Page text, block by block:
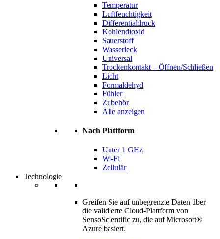
Temperatur
Luftfeuchtigkeit
Differentialdruck
Kohlendioxid
Sauerstoff
Wasserleck
Universal
Trockenkontakt – Öffnen/Schließen
Licht
Formaldehyd
Fühler
Zubehör
Alle anzeigen
Nach Plattform
Unter 1 GHz
Wi-Fi
Zellulär
Technologie
Greifen Sie auf unbegrenzte Daten über
die validierte Cloud-Plattform von
SensoScientific zu, die auf Microsoft®
Azure basiert.